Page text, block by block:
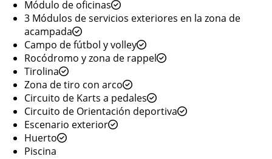
Módulo de oficinas
3 Módulos de servicios exteriores en la zona de
acampada
Campo de fútbol y volley
Rocódromo y zona de rappel
Tirolina
Zona de tiro con arco
Circuito de Karts a pedales
Circuito de Orientación deportiva
Escenario exterior
Huerto
Piscina